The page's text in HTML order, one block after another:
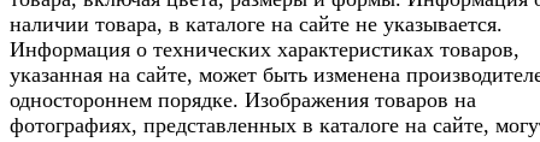
наличии товара, в каталоге на сайте не указывается.
Информация о технических характеристиках товаров,
указанная на сайте, может быть изменена
одностороннем порядке. Изображения товаров на
фотографиях, представленных в каталоге на сайте,